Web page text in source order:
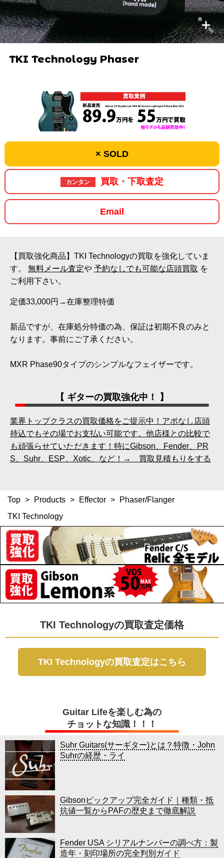
TKI Technology Phaser
× SOLD
カンタン 買取・下取査定
Email
【買取強化商品】TKI Technologyの買取を強化していま
す。 無料メール査定や 予約なしでも可能な店頭買取 を
ご利用下さい。
定価33,000円→在庫整理特価
新品ですが、在庫処分特価の為、保証は初期不良のみと
なります。事前にご了承ください。
MXR Phase90タイプのシンプルなフェイザーです。
【 ギターの買取強化中！ 】
業界トップクラスの買取価格をご提示中！アポなし店頭
持込でもその場でお支払い可能です。他店様との比較で
も頑張らせていただきます！特にGibson、Fender、PR
S、Suhr、ESP、Xotic、など！→ 買取見積もりをする
Top > Products > Effector >
Phaser/Flanger
TKI Technology
TKI Technologyの買取査定価格
TKI Technologyの買取査定はこちら
Guitar Lifeを楽しむ為の
チョットな知識！！！
Suhr Guitars(サーギター)とは？特徴・John
Suhrの経歴・ライ
Gibsonピックアップ完全ガイド｜種類・抵
抗値一覧からPAFの歴史まで徹底解説
Fender USA シリアルナンバーの調べ方：製
造年・刻印場所の完全判別ガイド